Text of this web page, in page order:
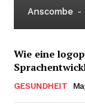
Anscombe -
Wie eine
GESUNDHEIT